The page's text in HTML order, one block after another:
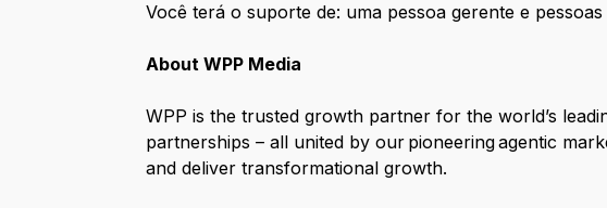
Você terá o suporte de: uma pessoa gerente e pessoas
About WPP Media
WPP is the trusted growth partner for the world’s
partnerships – all united by our pioneering agentic
and deliver transformational growth.